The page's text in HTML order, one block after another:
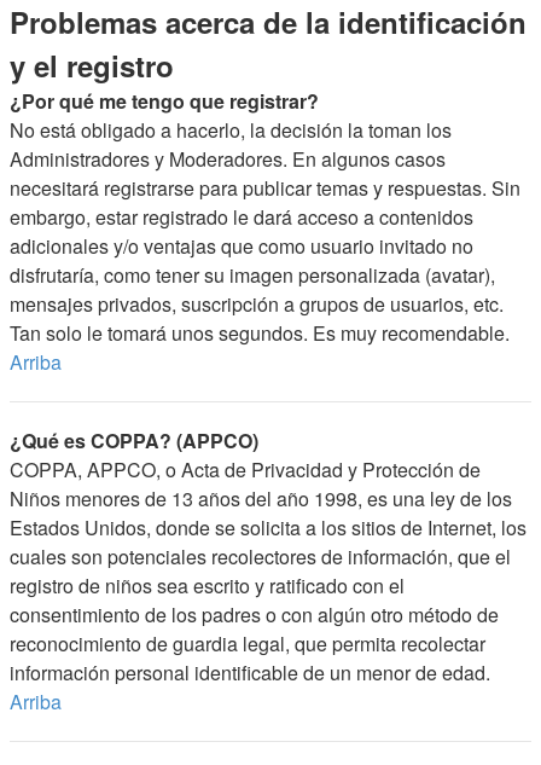
Problemas acerca de la identificación
y el registro
¿Por qué me tengo que registrar?
No está obligado a hacerlo, la decisión la toman los
Administradores y Moderadores. En algunos casos
necesitará registrarse para publicar temas y respuestas. Sin
embargo, estar registrado le dará acceso a contenidos
adicionales y/o ventajas que como usuario invitado no
disfrutaría, como tener su imagen personalizada (avatar),
mensajes privados, suscripción a grupos de usuarios, etc.
Tan solo le tomará unos segundos. Es muy recomendable.
Arriba
¿Qué es COPPA? (APPCO)
COPPA, APPCO, o Acta de Privacidad y Protección de
Niños menores de 13 años del año 1998, es una ley de los
Estados Unidos, donde se solicita a los sitios de Internet, los
cuales son potenciales recolectores de información, que el
registro de niños sea escrito y ratificado con el
consentimiento de los padres o con algún otro método de
reconocimiento de guardia legal, que permita recolectar
información personal identificable de un menor de edad.
Arriba